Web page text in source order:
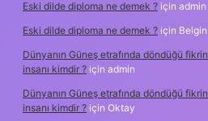
Eski dilde diploma ne demek ? için admin
Eski dilde diploma ne demek ? için Belgin
Dünyanın Güneş etrafında döndüğü
insanı kimdir ? için admin
Dünyanın Güneş etrafında döndüğü
insanı kimdir ? için Oktay